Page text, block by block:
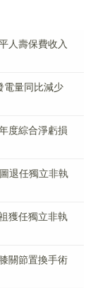
人壽保費收入
電量同比減少
度綜合淨虧損
退任獨立非執
獲任獨立非執
關節置換手術